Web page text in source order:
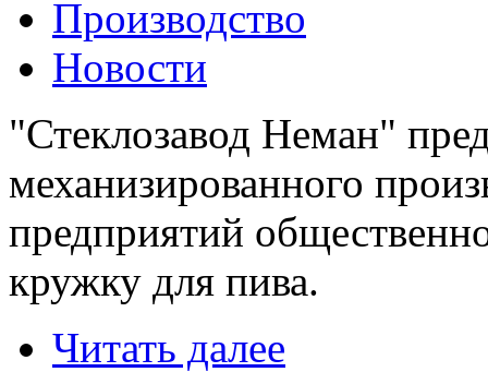
Производство
Новости
"Стеклозавод Неман"
механизированного
предприятий
кружку для пива.
Читать далее